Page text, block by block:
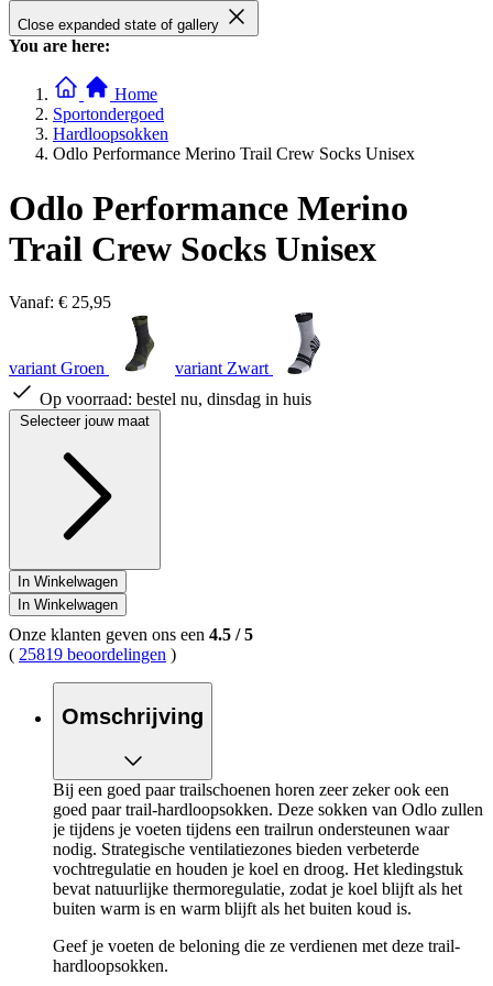
Close expanded state of gallery
You are here:
Home
Sportondergoed
Hardloopsokken
Odlo Performance Merino Trail Crew Socks Unisex
Odlo Performance Merino
Trail Crew Socks Unisex
Vanaf: € 25,95
variant Groen
variant Zwart
Op voorraad: bestel nu, dinsdag in huis
Selecteer jouw maat
In Winkelwagen
In Winkelwagen
Onze klanten geven ons een 4.5 /5
( 25819 beoordelingen )
Omschrijving
Bij een goed paar trailschoenen horen zeer zeker ook een
goed paar trail-hardloopsokken. Deze sokken van Odlo zullen
je tijdens je voeten tijdens een trailrun ondersteunen waar
nodig. Strategische ventilatiezones bieden verbeterde
vochtregulatie en houden je koel en droog. Het kledingstuk
bevat natuurlijke thermoregulatie, zodat je koel blijft als het
buiten warm is en warm blijft als het buiten koud is.
Geef je voeten de beloning die ze verdienen met deze trail-
hardloopsokken.